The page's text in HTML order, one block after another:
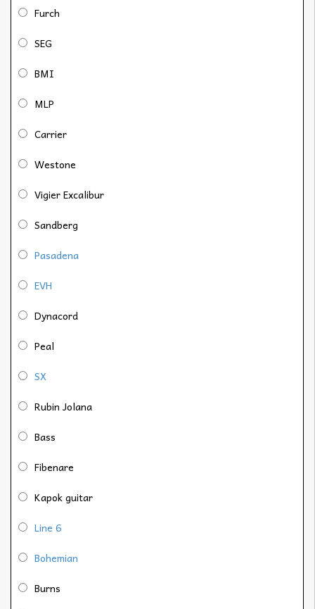
Furch
SEG
BMI
MLP
Carrier
Westone
Vigier Excalibur
Sandberg
Pasadena
EVH
Dynacord
Peal
SX
Rubin Jolana
Bass
Fibenare
Kapok guitar
Line 6
Bohemian
Burns